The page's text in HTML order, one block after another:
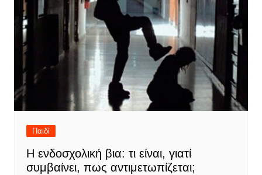
Παιδί
Η ενδοσχολική βια: τι είναι, γιατί
συμβαίνει, πως αντιμετωπίζεται;